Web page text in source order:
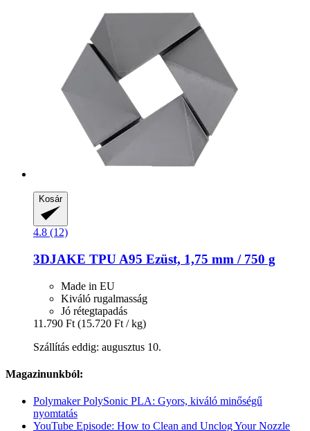
Kosár
4.8 (12)
3DJAKE TPU A95 Ezüst, 1,75 mm / 750 g
Made in EU
Kiváló rugalmasság
Jó rétegtapadás
11.790 Ft (15.720 Ft / kg)
Szállítás eddig: augusztus 10.
Magazinunkból:
Polymaker PolySonic PLA: Gyors, kiváló minőségű
nyomtatás
YouTube Episode: How to Clean and Unclog Your Nozzle